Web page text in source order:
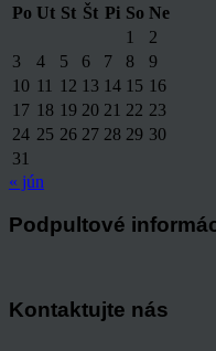
Po Ut St Št Pi So Ne
1
2
3
4 5 6 7 8
9
10 11 12 13 14 15 16
17 18 19 20 21 22 23
24 25 26 27 28 29 30
31
« jún
Podpultové
Kontaktujte nás